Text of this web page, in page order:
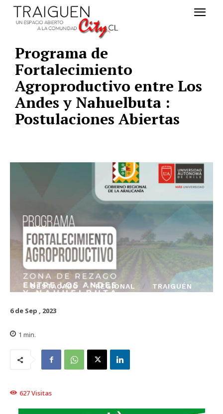
Programa de
Fortalecimiento
Agroproductivo entre Los
Andes y Nahuelbuta :
Postulaciones Abiertas
DESTACADO REGIONAL TRAIGUÉN
6 de Sep , 2023
1 min.
627Visitas